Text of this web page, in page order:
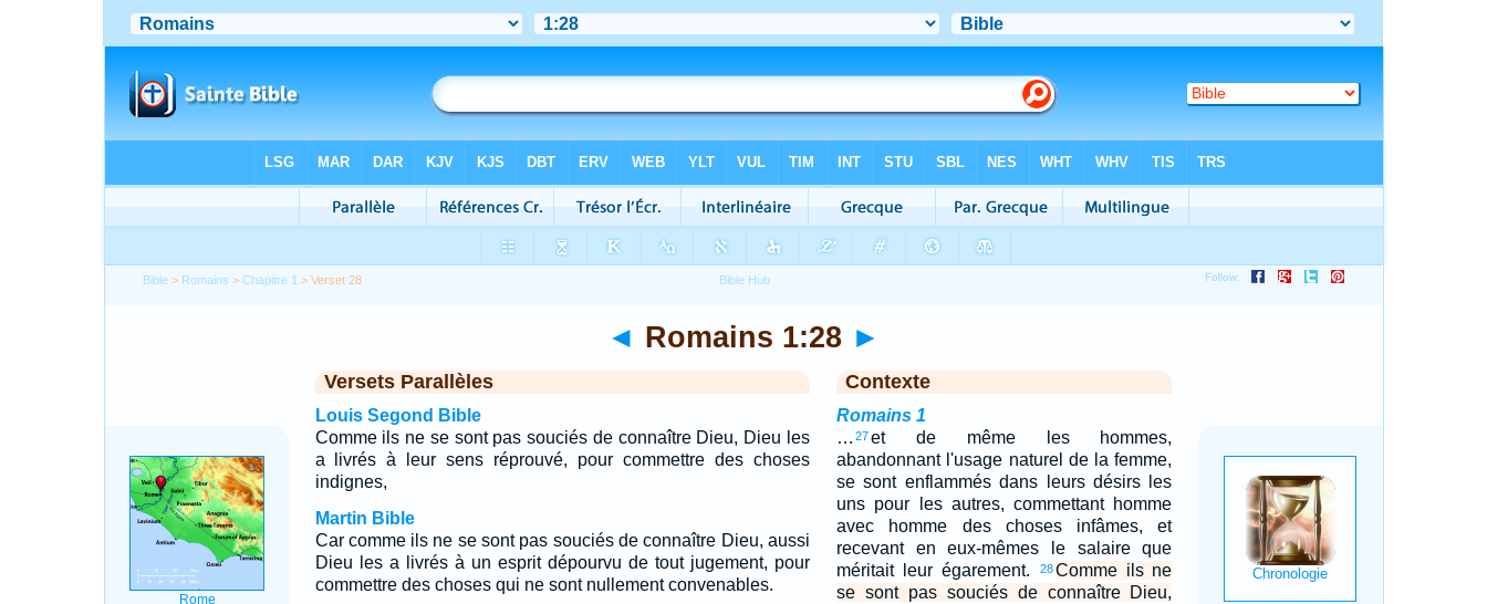
Bible > Romains >Chapitre 1 > Verset 28
◄ Romains 1:28 ►
Versets Parallèles
Louis Segond Bible
Comme ils ne se sont pas souciés de connaître Dieu, Dieu les
a livrés à leur sens réprouvé, pour commettre des choses
indignes,
Martin Bible
Car comme ils ne se sont pas souciés de connaître Dieu, aussi
Dieu les a livrés à un esprit dépourvu de tout jugement, pour
commettre des choses qui ne sont nullement convenables.
Contexte
Romains 1
… 27et de même les hommes,
abandonnant l'usage naturel de la femme,
se sont enflammés dans leurs désirs les
uns pour les autres, commettant homme
avec homme des choses infâmes, et
recevant en eux-mêmes le salaire que
méritait leur égarement.
28Comme ils ne
se sont pas souciés de connaître Dieu,